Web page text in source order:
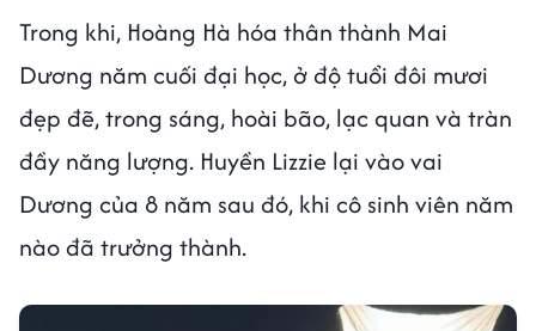
Trong khi, Hoàng Hà hóa thân thành Mai
Dương năm cuối đại học, ở độ tuổi đôi mươi
đẹp đẽ, trong sáng, hoài bão, lạc quan và tràn
đầy năng lượng. Huyền Lizzie lại vào vai
Dương của 8 năm sau đó, khi cô sinh viên năm
nào đã trưởng thành.